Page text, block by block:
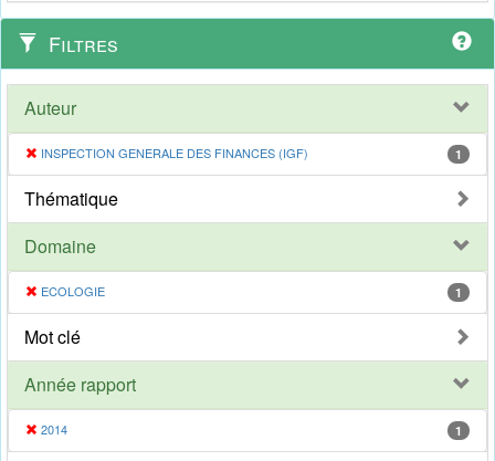
Filtres
Auteur
INSPECTION GENERALE DES FINANCES (IGF) 1
Thématique
Domaine
ECOLOGIE 1
Mot clé
Année rapport
2014 1